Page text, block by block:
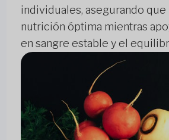
individuales, asegurando que
nutrición óptima mientras
en sangre estable y el